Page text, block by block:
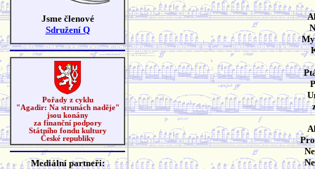
Jsme členové
Sdružení Q
Pořady z cyklu
"Agadir: Na strunách naděje"
jsou konány
za finanční podpory
Státního fondu kultury
České republiky
Mediální partneři: